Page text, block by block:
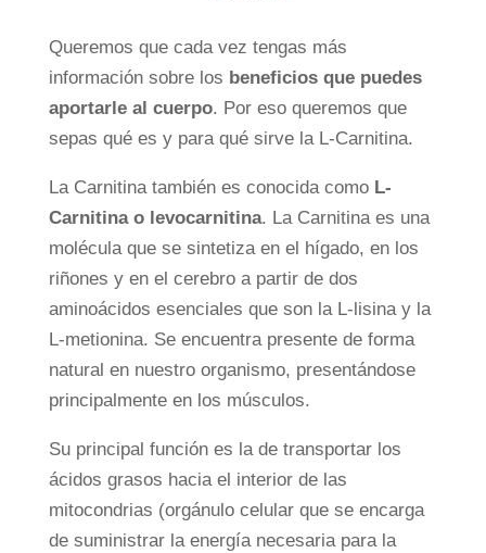
Queremos que cada vez tengas más
información sobre los beneficios que puedes
aportarle al cuerpo. Por eso queremos que
sepas qué es y para qué sirve la L-Carnitina.
La Carnitina también es conocida como L-
Carnitina o levocarnitina. La Carnitina es una
molécula que se sintetiza en el hígado, en los
riñones y en el cerebro a partir de dos
aminoácidos esenciales que son la L-lisina y la
L-metionina. Se encuentra presente de forma
natural en nuestro organismo, presentándose
principalmente en los músculos.
Su principal función es la de transportar los
ácidos grasos hacia el interior de las
mitocondrias (orgánulo celular que se encarga
de suministrar la energía necesaria para la